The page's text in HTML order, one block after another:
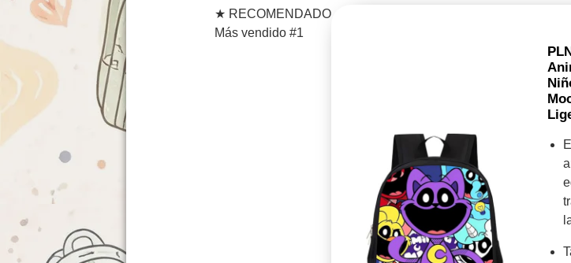
★ RECOMENDADO
Más vendido #1